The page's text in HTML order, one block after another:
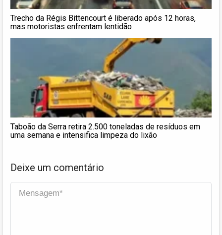
Trecho da Régis Bittencourt é liberado após 12 horas,
mas motoristas enfrentam lentidão
Taboão da Serra retira 2.500 toneladas de resíduos em
uma semana e intensifica limpeza do lixão
Deixe um comentário